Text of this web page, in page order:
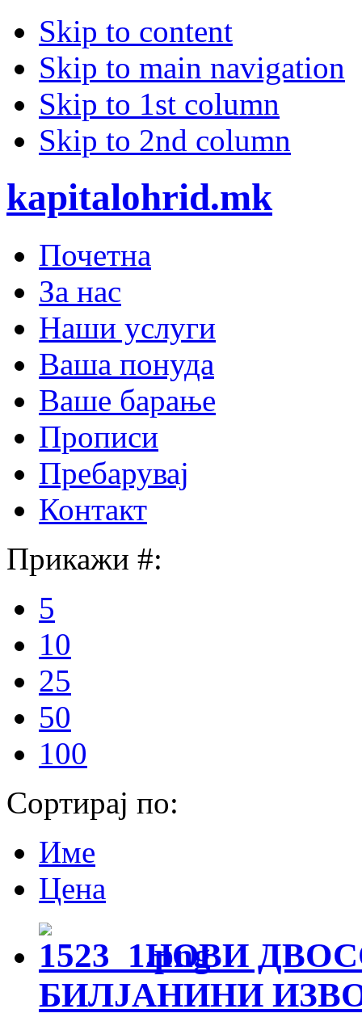
Skip to content
Skip to main navigation
Skip to 1st column
Skip to 2nd column
kapitalohrid.mk
Почетна
За нас
Наши услуги
Ваша понуда
Ваше барање
Прописи
Пребарувај
Контакт
Прикажи #:
5
10
25
50
100
Сортирај по:
Име
Цена
НОВИ
БИЛЈАНИНИ